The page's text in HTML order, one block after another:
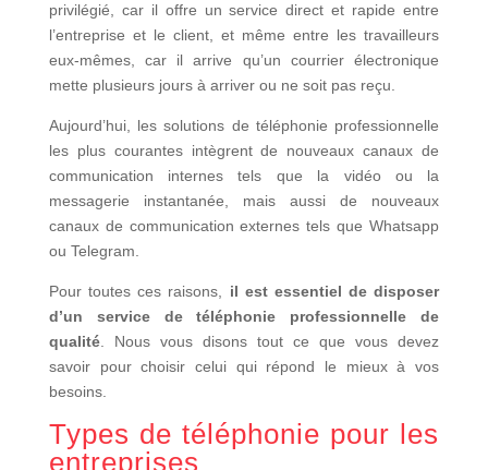
privilégié, car il offre un service direct et rapide entre
l’entreprise et le client, et même entre les travailleurs
eux-mêmes, car il arrive qu’un courrier électronique
mette plusieurs jours à arriver ou ne soit pas reçu.
Aujourd’hui, les solutions de téléphonie professionnelle
les plus courantes intègrent de nouveaux canaux de
communication internes tels que la vidéo ou la
messagerie instantanée, mais aussi de nouveaux
canaux de communication externes tels que Whatsapp
ou Telegram.
Pour toutes ces raisons, il est essentiel de disposer
d’un service de téléphonie professionnelle de
qualité. Nous vous disons tout ce que vous devez
savoir pour choisir celui qui répond le mieux à vos
besoins.
Types de téléphonie pour les
entreprises